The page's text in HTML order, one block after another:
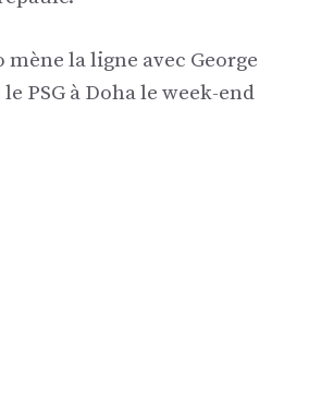
mène la ligne avec George
PSG à Doha le week-end